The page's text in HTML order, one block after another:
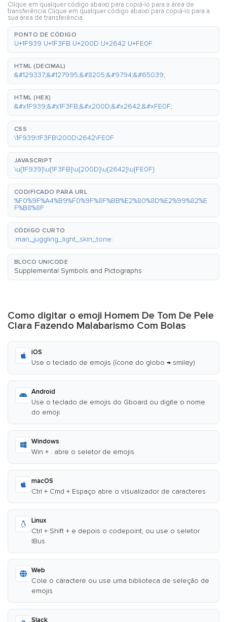
Clique em qualquer código abaixo para copiá-lo para a área de
transferência.Clique em qualquer código abaixo para copiá-lo para a
sua área de transferência.
PONTO DE CÓDIGO
U+1F939 U+1F3FB U+200D U+2642 U+FE0F
HTML (DECIMAL)
&#129337;&#127995;&#8205;&#9794;&#65039;
HTML (HEX)
&#x1F939;&#x1F3FB;&#x200D;&#x2642;&#xFE0F;
CSS
\1F939\1F3FB\200D\2642\FE0F
JAVASCRIPT
\u{1F939}\u{1F3FB}\u{200D}\u{2642}\u{FE0F}
CODIFICADO PARA URL
%F0%9F%A4%B9%F0%9F%8F%BB%E2%80%8D%E2%99%82%E
F%B8%8F
CÓDIGO CURTO
:man_juggling_light_skin_tone:
BLOCO UNICODE
Supplemental Symbols and Pictographs
Como digitar o emoji Homem De Tom De Pele
Clara Fazendo Malabarismo Com Bolas
iOS
Use o teclado de emojis (ícone do globo → smiley)
Android
Use o teclado de emojis do Gboard ou digite o nome
do emoji
Windows
Win + . abre o seletor de emojis
macOS
Ctrl + Cmd + Espaço abre o visualizador de caracteres
Linux
Ctrl + Shift + e depois o codepoint, ou use o seletor
IBus
Web
Cole o caractere ou use uma biblioteca de seleção de
emojis
Slack